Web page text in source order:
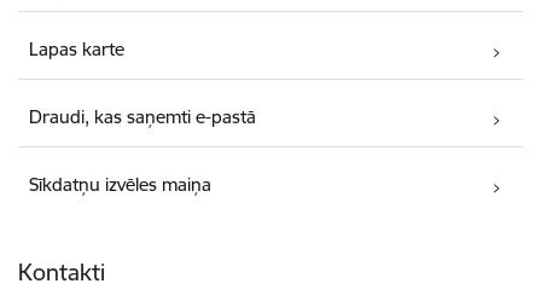
Lapas karte
Draudi, kas saņemti e-pastā
Sīkdatņu izvēles maiņa
Kontakti